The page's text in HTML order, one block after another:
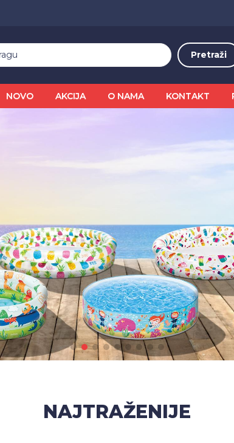
NOVO AKCIJA O NAMA KONTAKT
NAJTRAŽENIJE